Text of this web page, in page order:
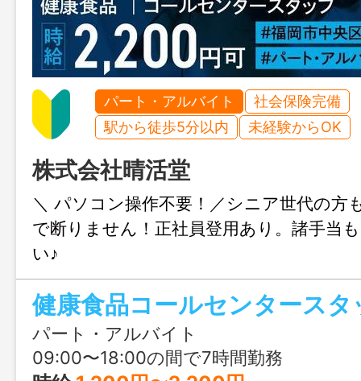
パート・アルバイト
社会保険完備
駅から徒歩5分以内
未経験からOK
株式会社晴活堂
＼ パソコン操作不要！／シニア世代の方
で断りません！正社員登用あり。諸手当
い♪
パート・アルバイト
09:00〜18:00の間で7時間勤務